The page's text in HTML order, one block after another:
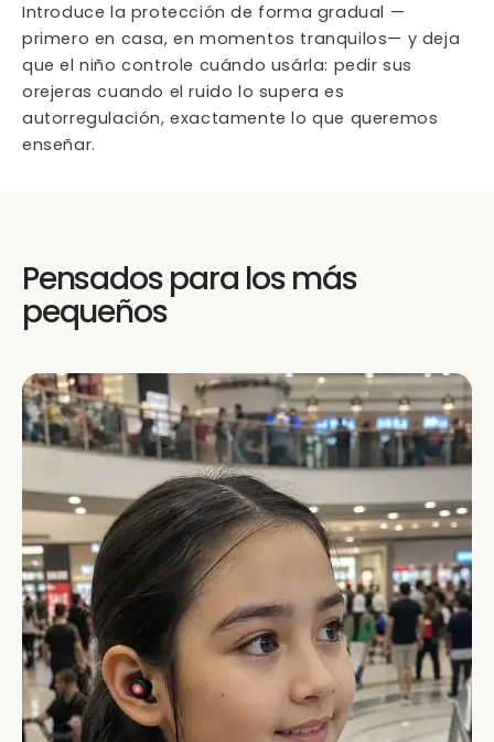
Introduce la protección de forma gradual —
primero en casa, en momentos tranquilos— y deja
que el niño controle cuándo usárla: pedir sus
orejeras cuando el ruido lo supera es
autorregulación, exactamente lo que queremos
enseñar.
Pensados para los más
pequeños